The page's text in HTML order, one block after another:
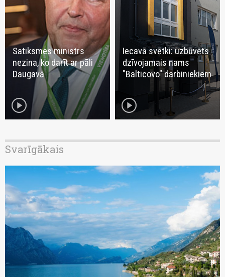
Satiksmes ministrs
nezina, ko darīt ar pāli
Daugavā
play_circle
Iecavā svētki: uzbūvēts
dzīvojamais nams
"Balticovo" darbiniekiem
play_circle
Svarīgākais